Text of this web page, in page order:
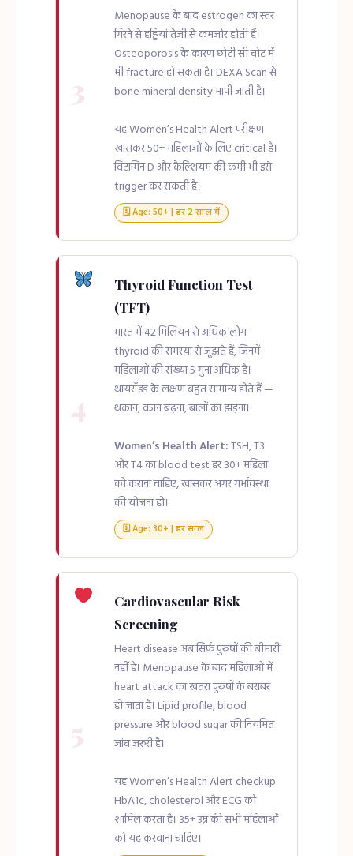
3
Menopause के बाद estrogen का स्तर
गिरने से हड्डियां तेजी से कमजोर होती हैं।
Osteoporosis के कारण छोटी सी चोट में
भी fracture हो सकता है। DEXA Scan से
bone mineral density मापी जाती है।
यह Women’s Health Alert परीक्षण
खासकर 50+ महिलाओं के लिए critical है।
विटामिन D और कैल्शियम की कमी भी इसे
trigger कर सकती है।
🗓 Age: 50+ | हर 2 साल में
4
Thyroid Function Test
(TFT)
भारत में 42 मिलियन से अधिक लोग
thyroid की समस्या से जूझते हैं, जिनमें
महिलाओं की संख्या 5 गुना अधिक है।
थायरॉइड के लक्षण बहुत सामान्य होते हैं —
थकान, वजन बढ़ना, बालों का झड़ना।
Women’s Health Alert:TSH, T3
और T4 का blood test हर 30+ महिला
को कराना चाहिए, खासकर अगर गर्भावस्था
की योजना हो।
🗓 Age: 30+ | हर साल
5
Cardiovascular Risk
Screening
Heart disease अब सिर्फ पुरुषों की बीमारी
नहीं है। Menopause के बाद महिलाओं में
heart attack का खतरा पुरुषों के बराबर
हो जाता है। Lipid profile, blood
pressure और blood sugar की नियमित
जांच जरूरी है।
यह Women’s Health Alert checkup
HbA1c, cholesterol और ECG को
शामिल करता है। 35+ उम्र की सभी महिलाओं
को यह करवाना चाहिए।